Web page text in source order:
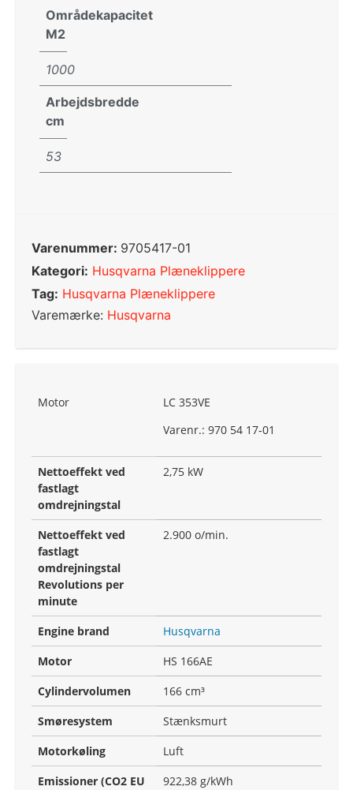
Områdekapacitet
M2
1000
Arbejdsbredde
cm
53
Varenummer: 9705417-01
Kategori: Husqvarna Plæneklippere
Tag: Husqvarna Plæneklippere
Varemærke: Husqvarna
Motor
LC 353VE
Varenr.: 970 54 17‑01
Nettoeffekt ved
fastlagt
omdrejningstal
2,75 kW
Nettoeffekt ved
fastlagt
omdrejningstal
Revolutions per
minute
2.900 o/min.
Engine brand
Husqvarna
Motor
HS 166AE
Cylindervolumen
166 cm³
Smøresystem
Stænksmurt
Motorkøling
Luft
Emissioner (CO2 EU
922,38 g/kWh